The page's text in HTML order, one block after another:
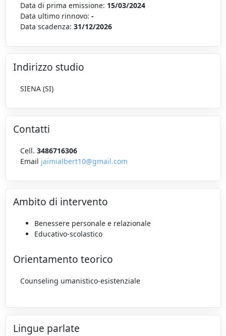
Data di prima emissione: 15/03/2024
Data ultimo rinnovo: -
Data scadenza: 31/12/2026
Indirizzo studio
SIENA (SI)
Contatti
Cell. 3486716306
Email jaimialbert10@gmail.com
Ambito di intervento
Benessere personale e relazionale
Educativo-scolastico
Orientamento teorico
Counseling umanistico-esistenziale
Lingue parlate